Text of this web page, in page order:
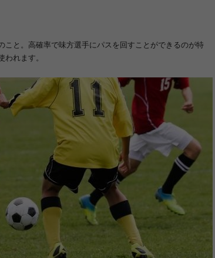
と。 高確率で味方選手にパスを回すことができるのが特
れます。